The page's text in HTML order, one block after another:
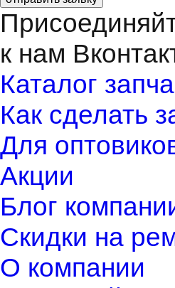
к нам
Каталог
Как сделать
Для
Акции
Блог
Скидки на
О компании